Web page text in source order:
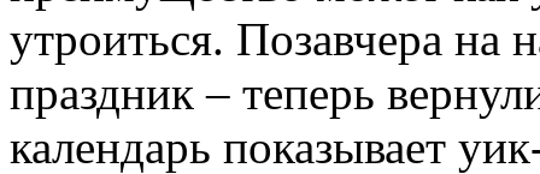
утроиться. Позавчера
праздник – теперь
календарь показывает